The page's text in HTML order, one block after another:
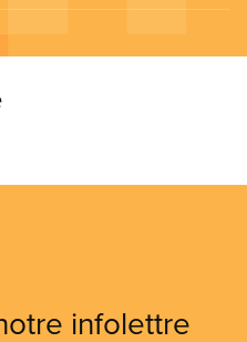
infolettre